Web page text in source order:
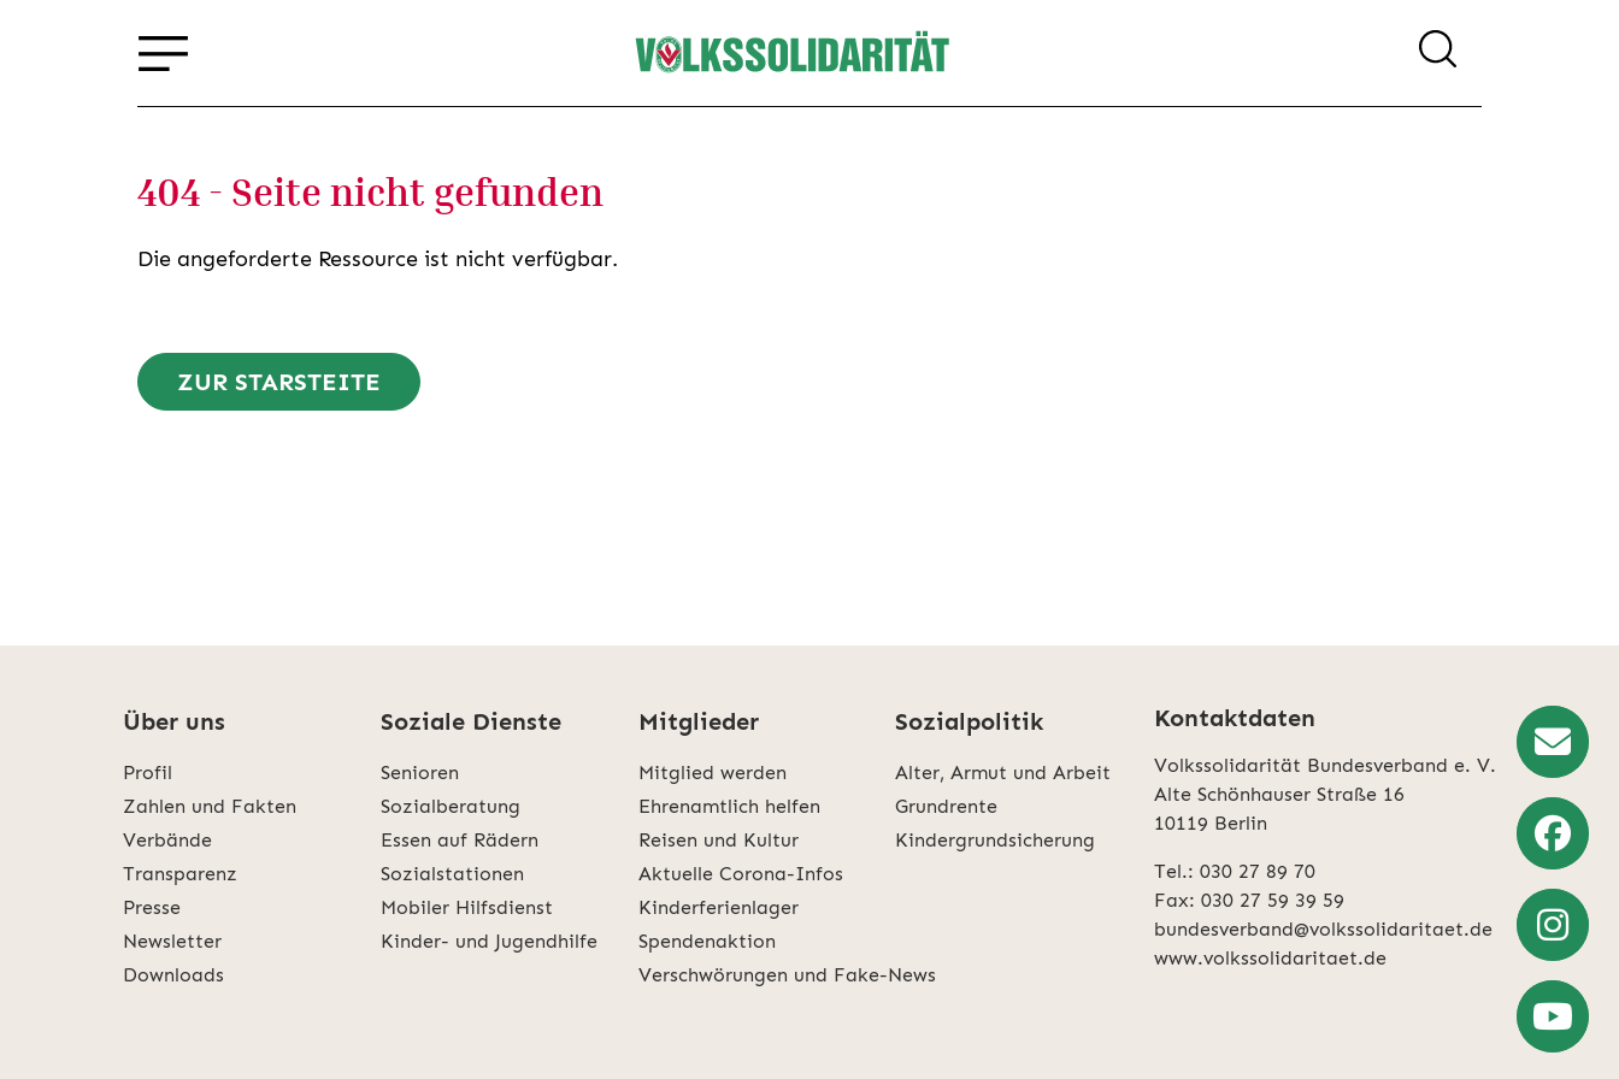
404 - Seite nicht gefunden
Die angeforderte Ressource ist nicht verfügbar.
ZUR STARSTEITE
Über uns
Profil
Zahlen und Fakten
Verbände
Transparenz
Presse
Newsletter
Downloads
Soziale Dienste
Senioren
Sozialberatung
Essen auf Rädern
Sozialstationen
Mobiler Hilfsdienst
Kinder- und Jugendhilfe
Mitglieder
Mitglied werden
Ehrenamtlich helfen
Reisen und Kultur
Aktuelle Corona-Infos
Kinderferienlager
Spendenaktion
Verschwörungen und Fake-News
Sozialpolitik
Alter, Armut und Arbeit
Grundrente
Kindergrundsicherung
Kontaktdaten
Volkssolidarität Bundesverband e. V.
Alte Schönhauser Straße 16
10119 Berlin
Tel.: 030 27 89 70
Fax: 030 27 59 39 59
bundesverband@volkssolidaritaet.de
www.volkssolidaritaet.de
Weiter
zu
Facebook
Weiter
zu